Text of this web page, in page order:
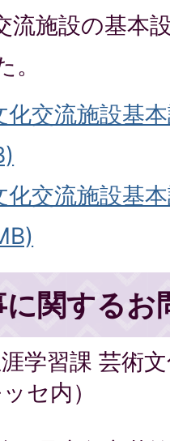
流施設の基本
化交流施設基
化交流施設基
に関するお
学習課 芸術
セ内）